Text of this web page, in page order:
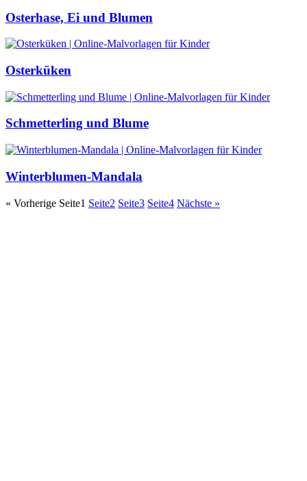
Osterhase, Ei und Blumen
Osterküken
Schmetterling und Blume
Winterblumen-Mandala
« Vorherige Seite1 Seite2 Seite3 Seite4 Nächste »